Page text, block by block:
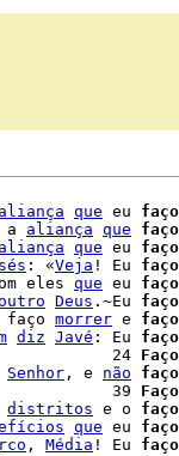
aliança que eu faço
a aliança que
faço
aliança que eu faço
: «Veja ! Eu faço
eles que eu faço
Deus .~Eu faço
faço morrer e faço
diz Javé : Eu faço
24 Faço
Senhor , e não
faço
39 Faço
distritos e o faço
que eu faço
, Média ! Eu faço